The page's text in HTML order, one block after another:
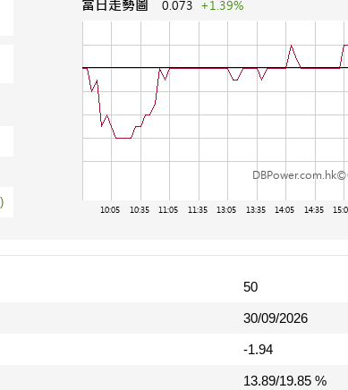
50
30/09/2026
-1.94
13.89/19.85 %